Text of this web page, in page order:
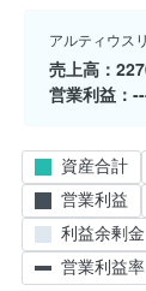
アルティウス
売上高
営業利益
資産合計
営業利益
利益余剰金
営業利益率